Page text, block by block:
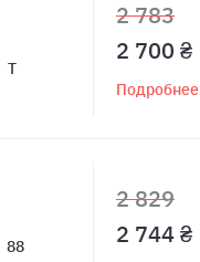
T
2 783
2 700 ₴
Подробнее
88
2 829
2 744 ₴